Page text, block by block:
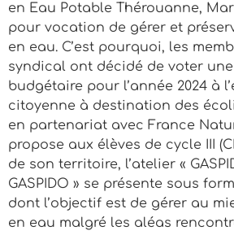
en Eau Potable Thérouanne,
pour vocation de gérer et
en eau. C’est pourquoi, les
syndical ont décidé de voter
budgétaire pour l’année 2024 à
citoyenne à destination des
en partenariat avec France
propose aux élèves de cycle III
de son territoire, l’atelier «
GASPIDO » se présente sous
dont l’objectif est de gérer au
en eau malgré les aléas